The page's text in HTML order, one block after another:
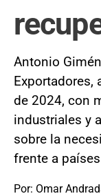
Antonio
Exportadores,
de 2024, con
industriales y
sobre la
frente a
Por: Omar